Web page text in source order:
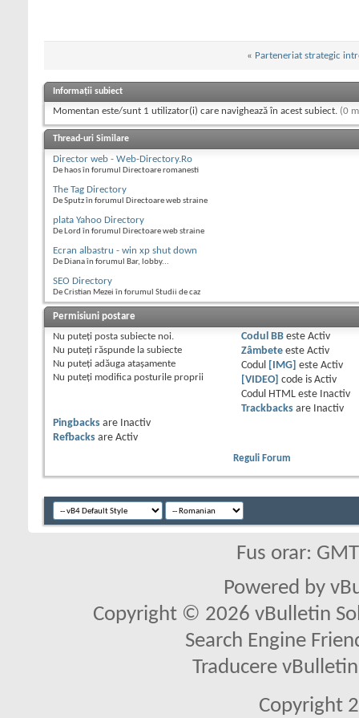
« Parteneriat strategic
Informații subiect
Momentan este/sunt 1 utilizator(i) care navighează în acest subiect. (0
Thread-uri Similare
Director web - Web-Directory.Ro
De haos în forumul Directoare romanesti
The Tag Directory
De Sputz în forumul Directoare web straine
plata Yahoo Directory
De Lord în forumul Directoare web straine
Ecran albastru - win xp shut down
De Diana în forumul Bar, lobby...
SEO Directory
De Cristian Mezei în forumul Studii de caz
Permisiuni postare
Nu puteţi posta subiecte noi.
Nu puteţi răspunde la subiecte
Nu puteţi adăuga ataşamente
Nu puteţi modifica posturile proprii
Codul BBeste Activ
Zâmbeteeste Activ
Codul
[IMG] este Activ
[VIDEO]
code is Activ
Codul HTML este
Inactiv
Trackbacksare
Inactiv
Pingbacks are
Inactiv
Refbacks are Activ
Reguli Forum
Fus orar:
Powered by
Copyright © 2026 vBulletin
Search Engine
Traducere
Copyright